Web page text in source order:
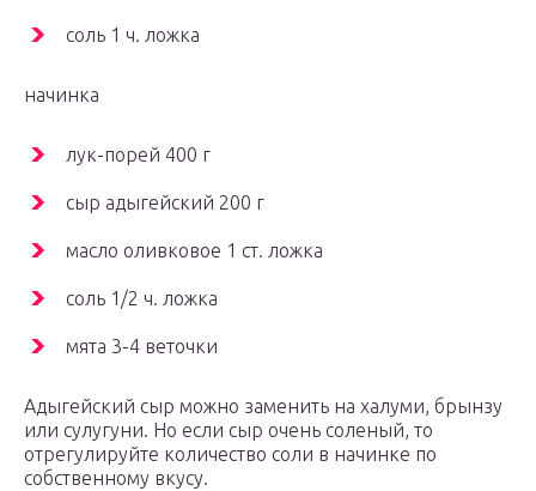
соль 1 ч. ложка
начинка
лук-порей 400 г
сыр адыгейский 200 г
масло оливковое 1 ст. ложка
соль 1/2 ч. ложка
мята 3-4 веточки
Адыгейский сыр можно заменить на халуми, брынзу
или сулугуни. Но если сыр очень соленый, то
отрегулируйте количество соли в начинке по
собственному вкусу.